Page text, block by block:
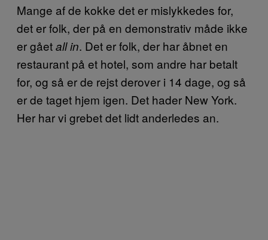
Mange af de kokke det er mislykkedes for,
det er folk, der på en demonstrativ måde ikke
er gåetall in. Det er folk, der har åbnet en
restaurant på et hotel, som andre har betalt
for, og så er de rejst derover i 14 dage, og så
er de taget hjem igen. Det hader New York.
Her har vi grebet det lidt anderledes an.